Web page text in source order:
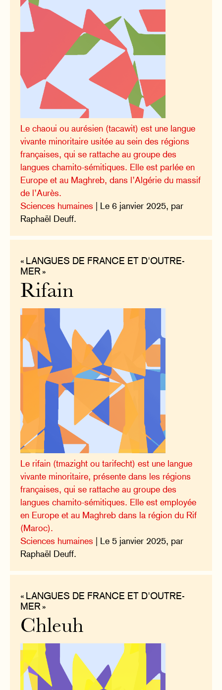
Le chaoui ou aurésien (tacawit) est une langue
vivante minoritaire usitée au sein des régions
françaises, qui se rattache au groupe des
langues chamito-sémitiques. Elle est parlée en
Europe et au Maghreb, dans l’Algérie du massif
de l’Aurès.
Sciences humaines | Le 6 janvier 2025, par
Raphaël Deuff.
« LANGUES DE FRANCE ET D'OUTRE-
MER »
Rifain
Le rifain (tmazight ou tarifecht) est une langue
vivante minoritaire, présente dans les régions
françaises, qui se rattache au groupe des
langues chamito-sémitiques. Elle est employée
en Europe et au Maghreb dans la région du Rif
(Maroc).
Sciences humaines | Le 5 janvier 2025, par
Raphaël Deuff.
« LANGUES DE FRANCE ET D'OUTRE-
MER »
Chleuh